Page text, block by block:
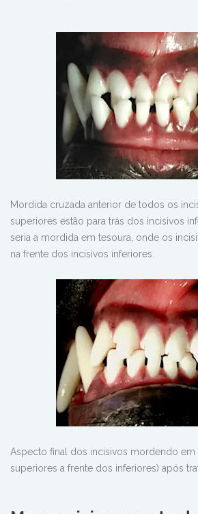
Mordida cruzada anterior de todos os
superiores estão para trás dos incisivos
seria a mordida em tesoura, onde os
na frente dos incisivos inferiores.
Aspecto final dos incisivos mordendo em
superiores a frente dos inferiores) após